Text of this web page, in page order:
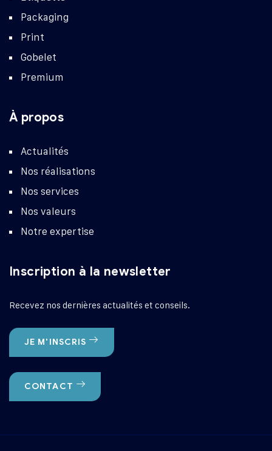
Packaging
Print
Gobelet
Premium
À propos
Actualités
Nos réalisations
Nos services
Nos valeurs
Notre expertise
Inscription à la newsletter
Recevez nos dernières actualités et conseils.
JE M'INSCRIS
CONTACT